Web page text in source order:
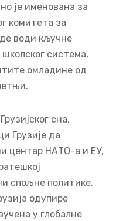
је именована за
комитета за
води кључне
система,
омладине од
сна,
Грузије да
центар НАТО-а и ЕУ,
спољне политике.
одупире
у глобалне